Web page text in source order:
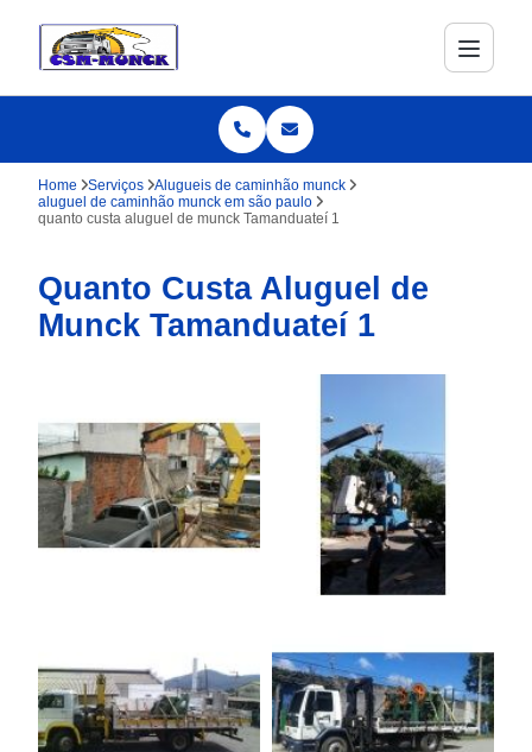
Home Serviços
Alugueis de caminhão munck
aluguel de caminhão munck em são paulo
quanto custa aluguel de munck Tamanduateí 1
Quanto Custa Aluguel de
Munck Tamanduateí 1